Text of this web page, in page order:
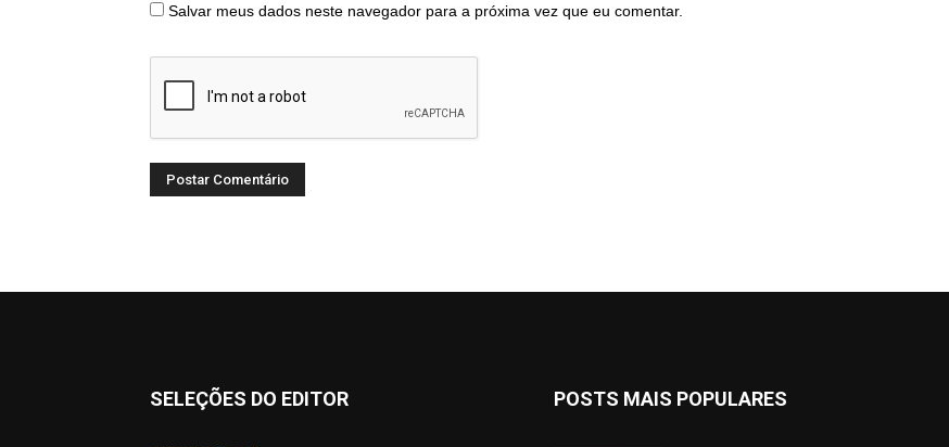
Salvar meus dados neste navegador para a próxima vez que eu comentar.
SELEÇÕES DO EDITOR POSTS MAIS POPULARES